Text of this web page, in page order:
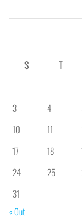
S
T
3
4
10
11
17
18
24
25
31
« Out